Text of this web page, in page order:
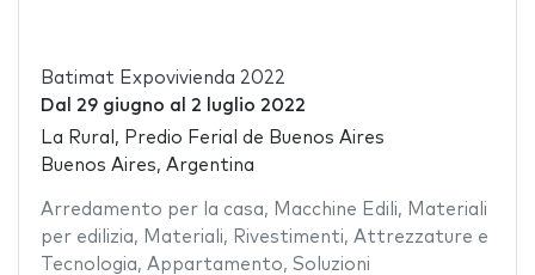
Batimat Expovivienda 2022
Dal 29 giugno al 2 luglio 2022
La Rural, Predio Ferial de Buenos Aires
Buenos Aires, Argentina
Arredamento per la casa, Macchine Edili, Materiali
per edilizia, Materiali, Rivestimenti, Attrezzature e
Tecnologia, Appartamento, Soluzioni